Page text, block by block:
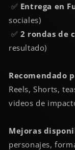
✅ Entrega en
sociales)
✅ 2 rondas de
resultado)
Recomendado
Reels, Shorts,
videos de
Mejoras
personajes,